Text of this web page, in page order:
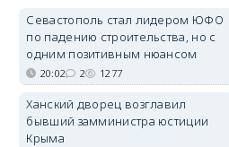
Севастополь стал лидером ЮФО
по падению строительства, но с
одним позитивным нюансом
20:02 2 1277
Ханский дворец возглавил
бывший замминистра юстиции
Крыма